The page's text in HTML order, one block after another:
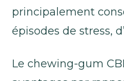
principalement
épisodes de stress,
Le chewing-gum